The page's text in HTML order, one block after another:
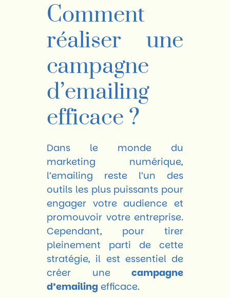
Comment
réaliser une
campagne
d’emailing
efficace ?
Dans le monde du
marketing numérique,
l’emailing reste l’un des
outils les plus puissants pour
engager votre audience et
promouvoir votre entreprise.
Cependant, pour tirer
pleinement parti de cette
stratégie, il est essentiel de
créer unecampagne
d’emailing efficace.